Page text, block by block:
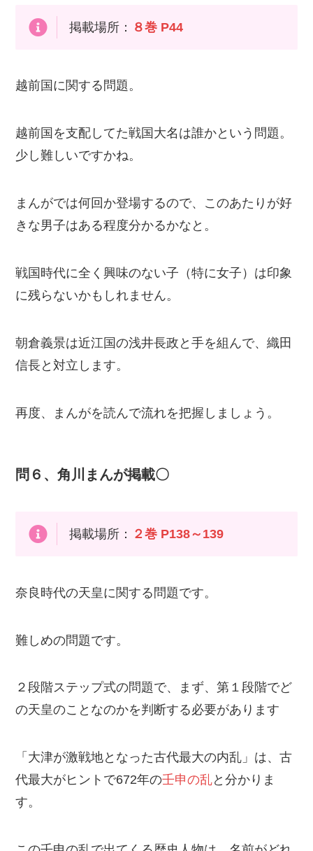
掲載場所： ８巻 P44
越前国に関する問題。
越前国を支配してた戦国大名は誰かという問題。
少し難しいですかね。
まんがでは何回か登場するので、このあたりが好
きな男子はある程度分かるかなと。
戦国時代に全く興味のない子（特に女子）は印象
に残らないかもしれません。
朝倉義景は近江国の浅井長政と手を組んで、織田
信長と対立します。
再度、まんがを読んで流れを把握しましょう。
問６、角川まんが掲載〇
掲載場所： ２巻 P138～139
奈良時代の天皇に関する問題です。
難しめの問題です。
２段階ステップ式の問題で、まず、第１段階でど
の天皇のことなのかを判断する必要があります
「大津が激戦地となった古代最大の内乱」は、古
代最大がヒントで672年の壬申の乱と分かりま
す。